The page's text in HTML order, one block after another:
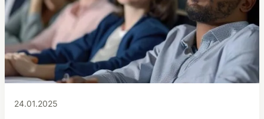
24.01.2025